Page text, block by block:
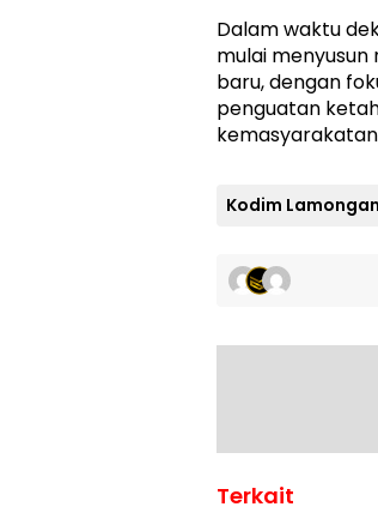
Dalam waktu
mulai
baru, dengan
penguatan
Kodim Lamongan
Terkait